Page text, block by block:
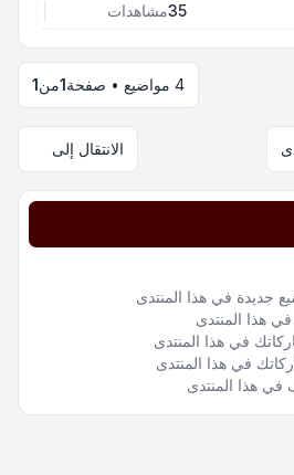
35مشاهدات
4 مواضيع • صفحة 1من1
الانتقال إلى
جديدة في هذا المنتدى
في هذا المنتدى
في هذا المنتدى
في هذا المنتدى
في هذا المنتدى